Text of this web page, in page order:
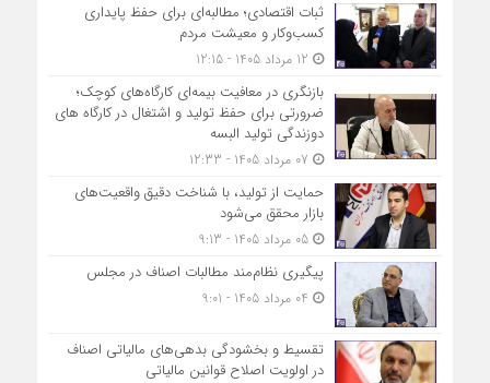
ثبات اقتصادی؛ مطالبه‌ای برای حفظ پایداری
کسب‌وکار و معیشت مردم
بازنگری در معافیت بیمه‌ای کارگاه‌های کوچک؛
ضرورتی برای حفظ تولید و اشتغال در کارگاه های
دوزندگی تولید البسه
حمایت از تولید، با شناخت دقیق واقعیت‌های
بازار محقق می‌شود
05 مرداد 1405 - 9:13
پیگیری نظام‌مند مطالبات اصناف در مجلس
تقسیط و بخشودگی بدهی‌های مالیاتی اصناف
در اولویت اصلاح قوانین مالیاتی